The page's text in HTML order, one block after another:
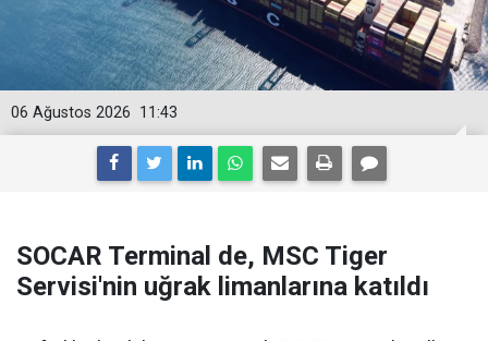
11:43
06 Ağustos 2026
SOCAR Terminal de, MSC Tiger
Servisi'nin uğrak limanlarına katıldı